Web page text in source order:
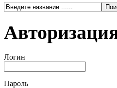
Логин
Пароль